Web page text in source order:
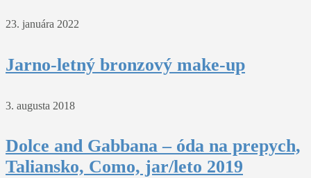
23. januára 2022
Jarno-letný bronzový make-up
3. augusta 2018
Dolce and Gabbana – óda na prepych,
Taliansko, Como, jar/leto 2019